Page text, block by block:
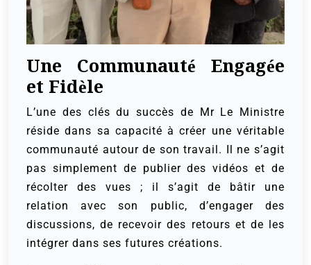
Une Communauté Engagée
et Fidèle
L’une des clés du succès de Mr Le Ministre
réside dans sa capacité à créer une véritable
communauté autour de son travail. Il ne s’agit
pas simplement de publier des vidéos et de
récolter des vues ; il s’agit de bâtir une
relation avec son public, d’engager des
discussions, de recevoir des retours et de les
intégrer dans ses futures créations.